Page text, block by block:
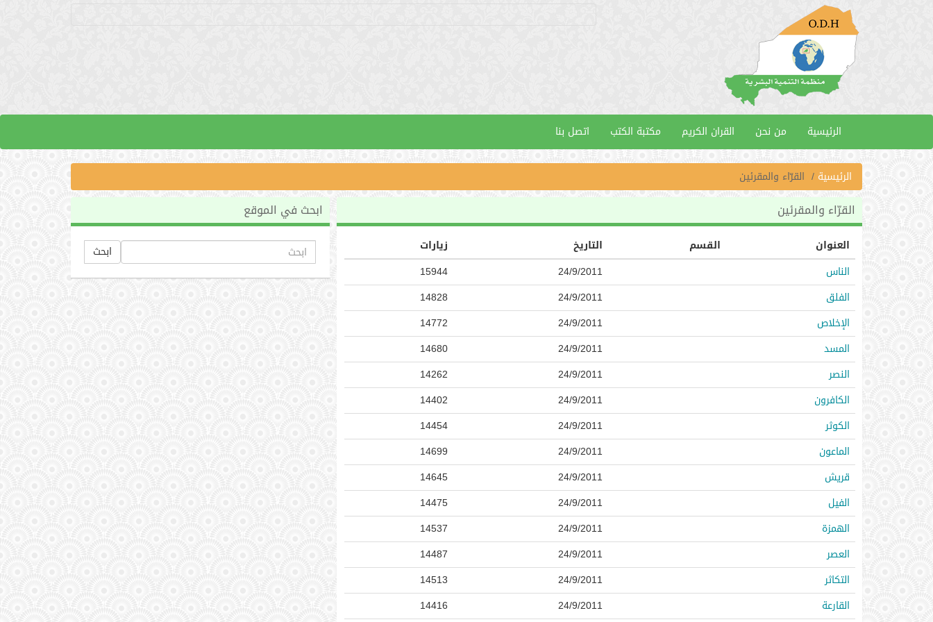
الرئيسية من نحن القران الكريم مكتبة الكتب اتصل بنا
الرئيسية القرّاء والمقرئين
القرّاء والمقرئين
العنوان القسم التاريخ
زيارات
الناس
24/9/2011
15944
الفلق
24/9/2011
14828
الإخلاص
24/9/2011
14772
المسد
24/9/2011
14680
النصر
24/9/2011
14262
الكافرون
24/9/2011
14402
الكوثر
24/9/2011
14454
الماعون
24/9/2011
14699
قريش
24/9/2011
14645
الفيل
24/9/2011
14475
الهمزة
24/9/2011
14537
العصر
24/9/2011
14487
التكاثر
24/9/2011
14513
القارعة
24/9/2011
14416
ابحث في الموقع
ابحث